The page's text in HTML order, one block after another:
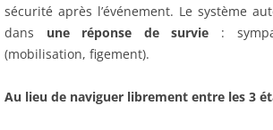
sécurité après l’événement. Le système
dans une réponse de survie :
(mobilisation, figement).
Au lieu de naviguer librement entre les 3